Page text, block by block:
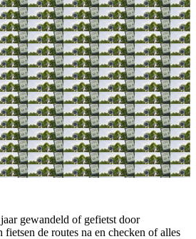
gewandeld of gefietst door
de routes na en checken of alles